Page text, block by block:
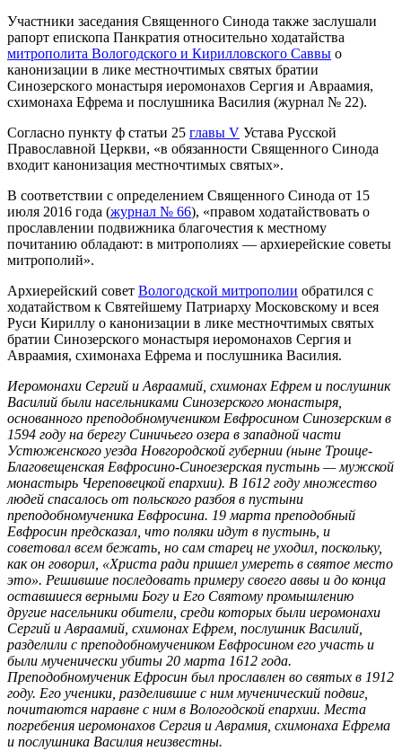
Участники заседания Священного Синода также заслушали
рапорт епископа Панкратия относительно ходатайства
митрополита Вологодского и Кирилловского Саввы о
канонизации в лике местночтимых святых братии
Синозерского монастыря иеромонахов Сергия и Авраамия,
схимонаха Ефрема и послушника Василия (журнал № 22).
Согласно пункту ф статьи 25 главы V Устава Русской
Православной Церкви, «в обязанности Священного Синода
входит канонизация местночтимых святых».
В соответствии с определением Священного Синода от 15
июля 2016 года (журнал № 66), «правом ходатайствовать о
прославлении подвижника благочестия к местному
почитанию обладают: в митрополиях — архиерейские советы
митрополий».
Архиерейский совет Вологодской митрополии обратился с
ходатайством к Святейшему Патриарху Московскому и всея
Руси Кириллу о канонизации в лике местночтимых святых
братии Синозерского монастыря иеромонахов Сергия и
Авраамия, схимонаха Ефрема и послушника Василия.
Иеромонахи Сергий и Авраамий, схимонах Ефрем и послушник
Василий были насельниками Синозерского монастыря,
основанного преподобномучеником Евфросином Синозерским в
1594 году на берегу Синичьего озера в западной части
Устюженского уезда Новгородской губернии (ныне Троице-
Благовещенская Евфросино-Синоезерская пустынь — мужской
монастырь Череповецкой епархии). В 1612 году множество
людей спасалось от польского разбоя в пустыни
преподобномученика Евфросина. 19 марта преподобный
Евфросин предсказал, что поляки идут в пустынь, и
советовал всем бежать, но сам старец не уходил, поскольку,
как он говорил, «Христа ради пришел умереть в святое место
это». Решившие последовать примеру своего аввы и до конца
оставшиеся верными Богу и Его Святому промышлению
другие насельники обители, среди которых были иеромонахи
Сергий и Авраамий, схимонах Ефрем, послушник Василий,
разделили с преподобномучеником Евфросином его участь и
были мученически убиты 20 марта 1612 года.
Преподобномученик Ефросин был прославлен во святых в 1912
году. Его ученики, разделившие с ним мученический подвиг,
почитаются наравне с ним в Вологодской епархии. Места
погребения иеромонахов Сергия и Аврамия, схимонаха Ефрема
и послушника Василия неизвестны.